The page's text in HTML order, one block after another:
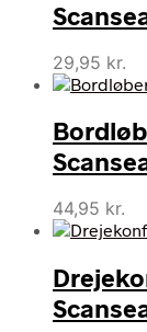
29,95 kr.
44,95 kr.